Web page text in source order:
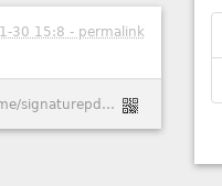
30 15:8 - permalink
https://github.com/24eme/signaturepdf/tree/master